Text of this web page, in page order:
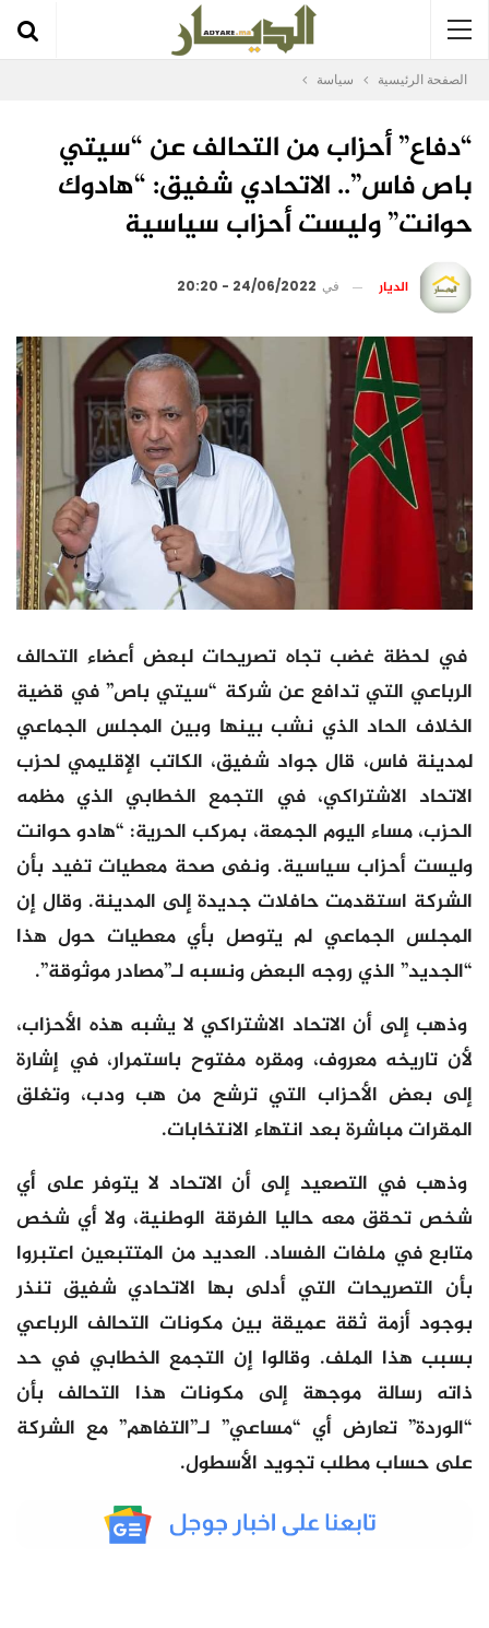
الصفحة الرئيسية سياسة
“دفاع” أحزاب من التحالف عن “سيتي
باص فاس”.. الاتحادي شفيق: “هادوك
حوانت” وليست أحزاب سياسية
الديار في 24/06/2022 - 20:20
في لحظة غضب تجاه تصريحات لبعض أعضاء التحالف
الرباعي التي تدافع عن شركة “سيتي باص” في قضية
الخلاف الحاد الذي نشب بينها وبين المجلس الجماعي
لمدينة فاس، قال جواد شفيق، الكاتب الإقليمي لحزب
الاتحاد الاشتراكي، في التجمع الخطابي الذي مظمه
الحزب، مساء اليوم الجمعة، بمركب الحرية: “هادو حوانت
وليست أحزاب سياسية. ونفى صحة معطيات تفيد بأن
الشركة استقدمت حافلات جديدة إلى المدينة. وقال إن
المجلس الجماعي لم يتوصل بأي معطيات حول هذا
“الجديد” الذي روجه البعض ونسبه لـ”مصادر موثوقة”.
وذهب إلى أن الاتحاد الاشتراكي لا يشبه هذه الأحزاب،
لأن تاريخه معروف، ومقره مفتوح باستمرار، في إشارة
إلى بعض الأحزاب التي ترشح من هب ودب، وتغلق
المقرات مباشرة بعد انتهاء الانتخابات.
وذهب في التصعيد إلى أن الاتحاد لا يتوفر على أي
شخص تحقق معه حاليا الفرقة الوطنية، ولا أي شخص
متابع في ملفات الفساد. العديد من المتتبعين اعتبروا
بأن التصريحات التي أدلى بها الاتحادي شفيق تنذر
بوجود أزمة ثقة عميقة بين مكونات التحالف الرباعي
بسبب هذا الملف. وقالوا إن التجمع الخطابي في حد
ذاته رسالة موجهة إلى مكونات هذا التحالف بأن
“الوردة” تعارض أي “مساعي” لـ”التفاهم” مع الشركة
على حساب مطلب تجويد الأسطول.